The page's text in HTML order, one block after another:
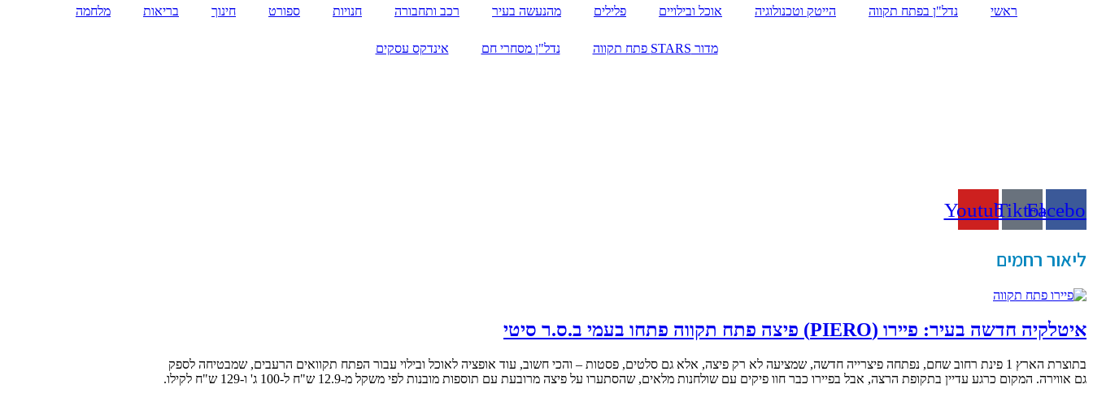
ראשי נדל"ן בפתח תקווה הייטק וטכנולוגיה אוכל ובילויים פלילים מהנעשה בעיר רכב ותחבורה חנויות ספורט חינוך בריאות מלחמה
מדור STARS פתח תקווה נדל"ן מסחרי חם אינדקס עסקים
Tiktok
Youtube
ליאור רחמים
איטלקיה חדשה בעיר: פיירו (PIERO) פיצה פתח תקווה פתחו בעמי ב.ס.ר סיטי
בתוצרת הארץ 1 פינת רחוב שחם, נפתחה פיצרייה חדשה, שמציעה לא רק פיצה, אלא גם סלטים, פסטות – והכי חשוב, עוד אופציה לאוכל ובילוי עבור הפתח תקוואים הרעבים, שמבטיחה לספק
גם אווירה. המקום כרגע עדיין בתקופת הרצה, אבל בפיירו כבר חוו פיקים עם שולחנות מלאים, שהסתערו על פיצה מרובעת עם תוספות מובנות לפי משקל מ-12.9 ש"ח ל-100 ג' ו-129 ש"ח לקילו.